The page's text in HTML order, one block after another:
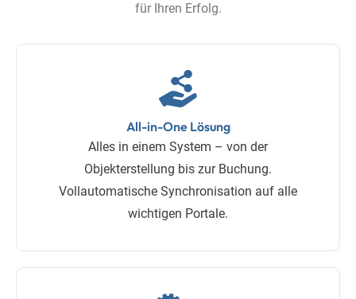
für Ihren Erfolg.
All-in-One Lösung
Alles in einem System – von der
Objekterstellung bis zur Buchung.
Vollautomatische Synchronisation auf alle
wichtigen Portale.